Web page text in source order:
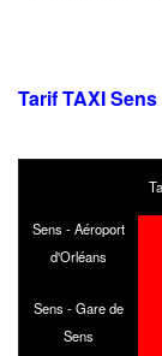
Tarif TAXI Sens
Sens - Aéroport
d'Orléans
Sens - Gare de
Sens